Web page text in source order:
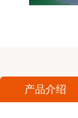
产品介绍